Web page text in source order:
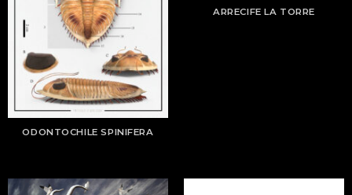
ODONTOCHILE SPINIFERA
ARRECIFE LA TORRE